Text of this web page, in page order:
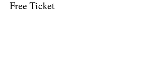
Free Ticket